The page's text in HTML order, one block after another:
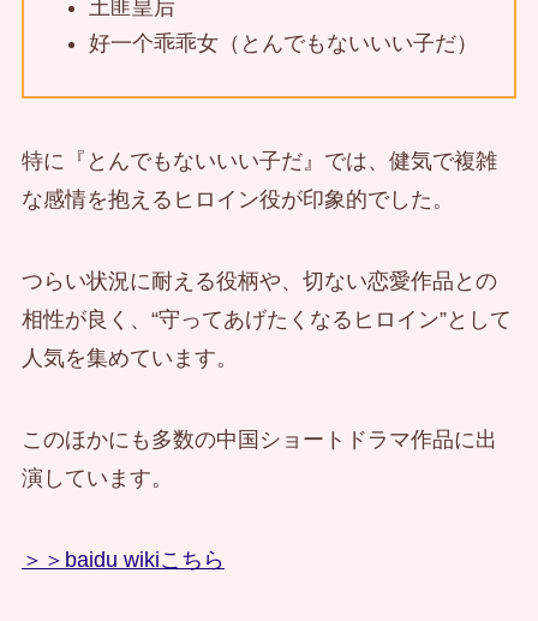
土匪皇后
好一个乖乖女（とんでもないいい子だ）
特に『とんでもないいい子だ』では、健気で複雑
な感情を抱えるヒロイン役が印象的でした。
つらい状況に耐える役柄や、切ない恋愛作品との
相性が良く、“守ってあげたくなるヒロイン”として
人気を集めています。
このほかにも多数の中国ショートドラマ作品に出
演しています。
＞＞baidu wikiこちら